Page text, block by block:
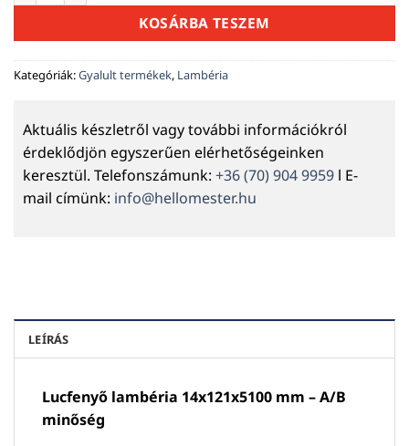
KOSÁRBA TESZEM
Kategóriák:Gyalult termékek, Lambéria
Aktuális készletről vagy további információkról
érdeklődjön egyszerűen elérhetőségeinken
keresztül. Telefonszámunk: +36 (70) 904 9959 l E-
mail címünk: info@hellomester.hu
LEÍRÁS
Lucfenyő lambéria 14x121x5100 mm – A/B
minőség